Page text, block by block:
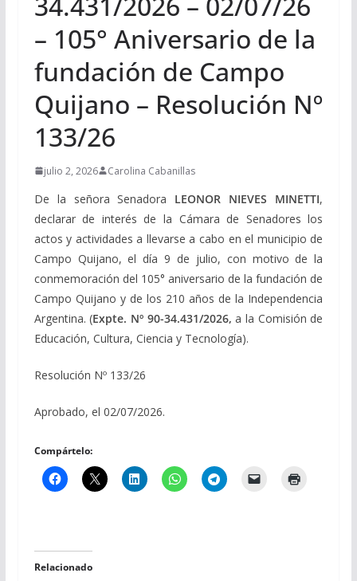
– 105° Aniversario de la
fundación de Campo
Quijano – Resolución Nº
133/26
julio 2, 2026 Carolina Cabanillas
De la señora Senadora LEONOR NIEVES MINETTI,
declarar de interés de la Cámara de Senadores los
actos y actividades a llevarse a cabo en el municipio de
Campo Quijano, el día 9 de julio, con motivo de la
conmemoración del 105° aniversario de la fundación de
Campo Quijano y de los 210 años de la Independencia
Argentina. (Expte. Nº 90-34.431/2026,a la Comisión de
Educación, Cultura, Ciencia y Tecnología).
Resolución Nº 133/26
Aprobado, el 02/07/2026.
Compártelo:
Relacionado